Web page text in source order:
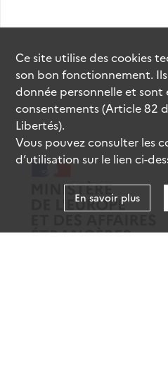
Ce site utilise descookies
son bon fonctionnement.
donnée personnelle et sont
consentements (Article 82
Libertés).
Vous pouvez consulter les
d’utilisation sur le lien ci-
En savoir plus